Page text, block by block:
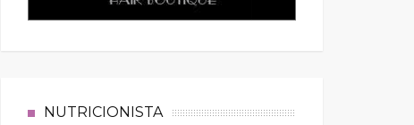
NUTRICIONISTA